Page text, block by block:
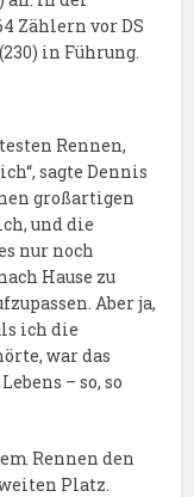
Zählern vor DS
in Führung.
Rennen,
sagte Dennis
großartigen
und die
nur noch
Hause zu
Aber ja,
ich die
war das
– so, so
Rennen den
Platz.